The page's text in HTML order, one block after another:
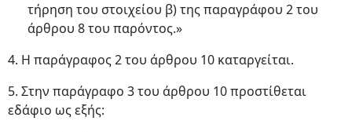
τήρηση του στοιχείου β) της παραγράφου 2 του
άρθρου 8 του παρόντος.»
4. Η παράγραφος 2 του άρθρου 10 καταργείται.
5. Στην παράγραφο 3 του άρθρου 10 προστίθεται
εδάφιο ως εξής: